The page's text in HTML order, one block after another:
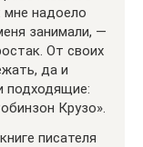
мне надоело
занимали, —
От своих
да и
подходящие:
Крузо».
писателя